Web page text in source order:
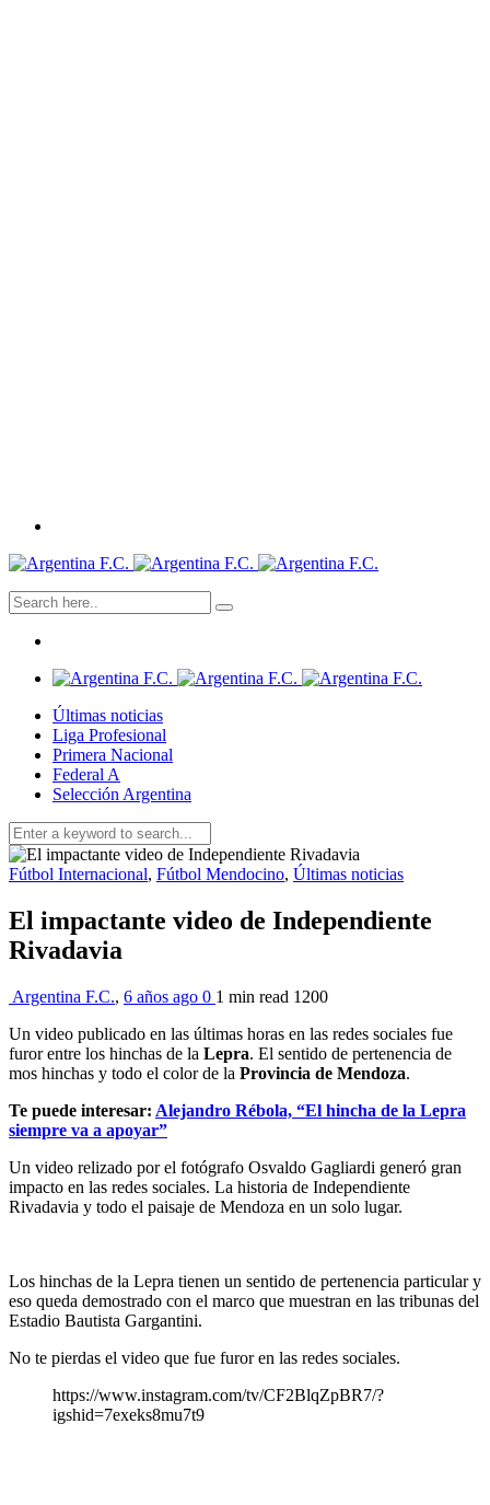
Últimas noticias
Liga Profesional
Primera Nacional
Federal A
Selección Argentina
Fútbol Internacional, Fútbol Mendocino, Últimas noticias
El impactante video de Independiente
Rivadavia
Argentina F.C., 6 años ago 0 1 min read 1200
Un video publicado en las últimas horas en las redes sociales fue
furor entre los hinchas de la Lepra. El sentido de pertenencia de
mos hinchas y todo el color de la Provincia de Mendoza.
Te puede interesar: Alejandro Rébola, “El hincha de la Lepra
siempre va a apoyar”
Un video relizado por el fotógrafo Osvaldo Gagliardi generó gran
impacto en las redes sociales. La historia de Independiente
Rivadavia y todo el paisaje de Mendoza en un solo lugar.
Los hinchas de la Lepra tienen un sentido de pertenencia particular y
eso queda demostrado con el marco que muestran en las tribunas del
Estadio Bautista Gargantini.
No te pierdas el video que fue furor en las redes sociales.
https://www.instagram.com/tv/CF2BlqZpBR7/?
igshid=7exeks8mu7t9